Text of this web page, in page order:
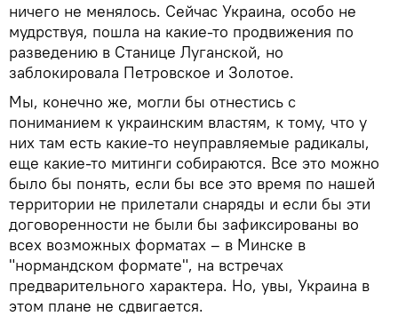
ничего не менялось. Сейчас Украина, особо не
мудрствуя, пошла на какие-то продвижения по
разведению в Станице Луганской, но
заблокировала Петровское и Золотое.
Мы, конечно же, могли бы отнестись с
пониманием к украинским властям, к тому, что у
них там есть какие-то неуправляемые радикалы,
еще какие-то митинги собираются. Все это можно
было бы понять, если бы все это время по нашей
территории не прилетали снаряды и если бы эти
договоренности не были бы зафиксированы во
всех возможных форматах – в Минске в
"нормандском формате", на встречах
предварительного характера. Но, увы, Украина в
этом плане не сдвигается.